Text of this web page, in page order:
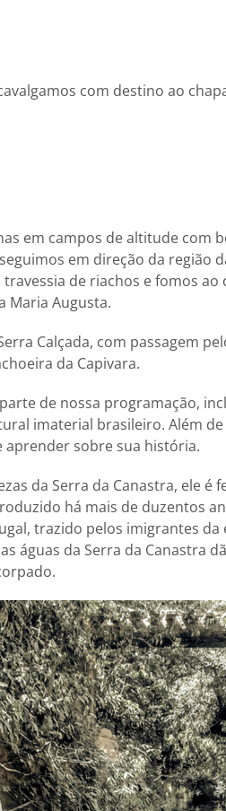
com destino ao
em campos de altitude com
em direção da região
de riachos e fomos ao
Maria Augusta.
Calçada, com passagem
da Capivara.
de nossa programação,
imaterial brasileiro. Além
sobre sua história.
da Serra da Canastra, ele é
há mais de duzentos
trazido pelos imigrantes da
águas da Serra da Canastra